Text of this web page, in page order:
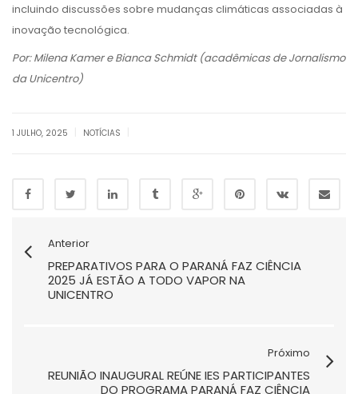
incluindo discussões sobre mudanças climáticas associadas à
inovação tecnológica.
Por: Milena Kamer e Bianca Schmidt (acadêmicas de Jornalismo
da Unicentro)
1 JULHO, 2025 NOTÍCIAS
Anterior
PREPARATIVOS PARA O PARANÁ FAZ CIÊNCIA
2025 JÁ ESTÃO A TODO VAPOR NA
UNICENTRO
Próximo
REUNIÃO INAUGURAL REÚNE IES PARTICIPANTES
DO PROGRAMA PARANÁ FAZ CIÊNCIA